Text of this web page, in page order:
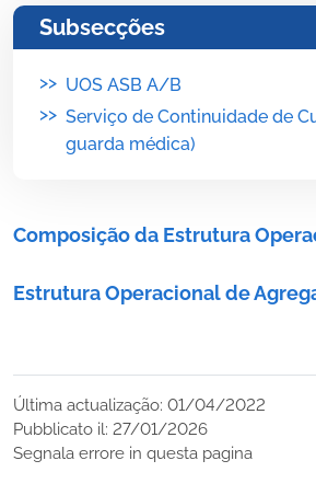
Subsecções
>> UOS ASB A/B
>> Serviço de Continuidade de
guarda médica)
Composição da Estrutura
Estrutura Operacional de
Última actualização: 01/04/2022
Pubblicato il: 27/01/2026
Segnala errore in questa pagina